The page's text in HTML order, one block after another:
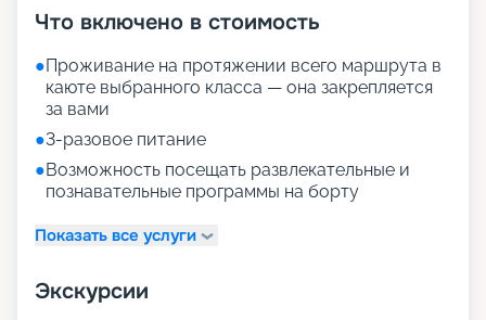
Что включено в стоимость
●Проживание на протяжении всего маршрута в
каюте выбранного класса — она закрепляется
за вами
●3-разовое питание
●Возможность посещать развлекательные и
познавательные программы на борту
Показать все услуги
Экскурсии